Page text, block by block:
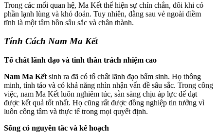
Trong các mối quan hệ, Ma Kết thể hiện sự chín chắn, đôi khi có
phần lạnh lùng và khó đoán. Tuy nhiên, đằng sau vẻ ngoài điềm
tĩnh là một tâm hồn sâu sắc và chân thành.
Tính Cách Nam Ma Kết
Tố chất lãnh đạo và tinh thần trách nhiệm cao
Nam Ma Kết sinh ra đã có tố chất lãnh đạo bẩm sinh. Họ thông
minh, tỉnh táo và có khả năng nhìn nhận vấn đề sâu sắc. Trong công
việc, nam Ma Kết luôn nghiêm túc, sẵn sàng chịu áp lực để đạt
được kết quả tốt nhất. Họ cũng rất được đồng nghiệp tin tưởng vì
luôn công tâm và thực tế trong mọi quyết định.
Sống có nguyên tắc và kế hoạch